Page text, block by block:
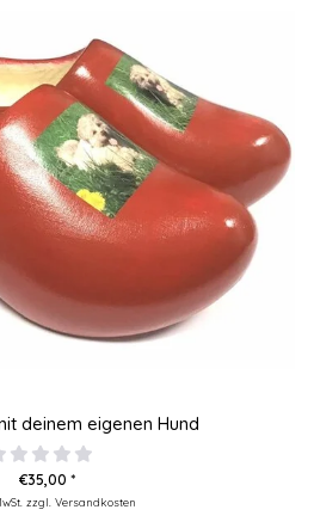
deinem eigenen Hund
€35,00 *
zzgl. Versandkosten